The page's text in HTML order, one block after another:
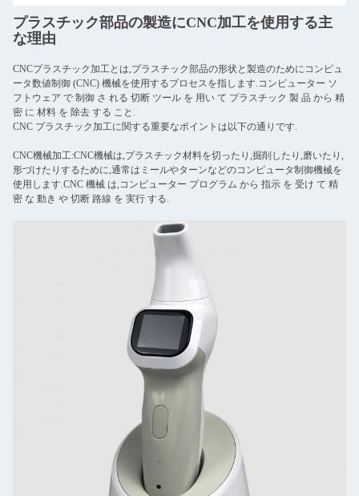
プラスチック部品の製造にCNC加工を使用する主
な理由
CNCプラスチック加工とは,プラスチック部品の形状と製造のためにコンピュ
ータ数値制御 (CNC) 機械を使用するプロセスを指します.コンピューター ソ
フトウェア で 制御 さ れる 切断 ツール を 用い て プラスチック 製 品 から 精
密 に 材料 を 除去 する こと.
CNC プラスチック加工に関する重要なポイントは以下の通りです.
CNC機械加工:CNC機械は,プラスチック材料を切ったり,掘削したり,磨いたり,
形づけたりするために,通常はミールやターンなどのコンピュータ制御機械を
使用します.CNC 機械 は,コンピューター プログラム から 指示 を 受け て 精
密 な 動き や 切断 路線 を 実行 する.